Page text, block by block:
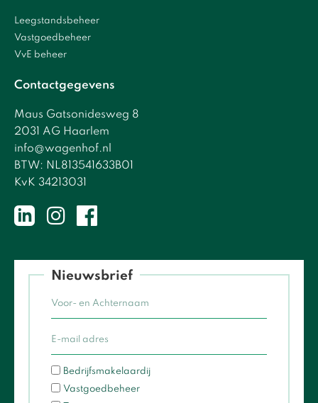
Leegstandsbeheer
Vastgoedbeheer
VvE beheer
Contactgegevens
Maus Gatsonidesweg 8
2031 AG Haarlem
info@wagenhof.nl
BTW: NL813541633B01
KvK 34213031
Nieuwsbrief
Bedrijfsmakelaardij
Vastgoedbeheer